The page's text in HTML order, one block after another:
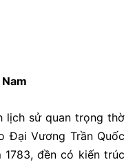
lịch sử quan trọng thờ
Đại Vương Trần Quốc
đền có kiến trúc